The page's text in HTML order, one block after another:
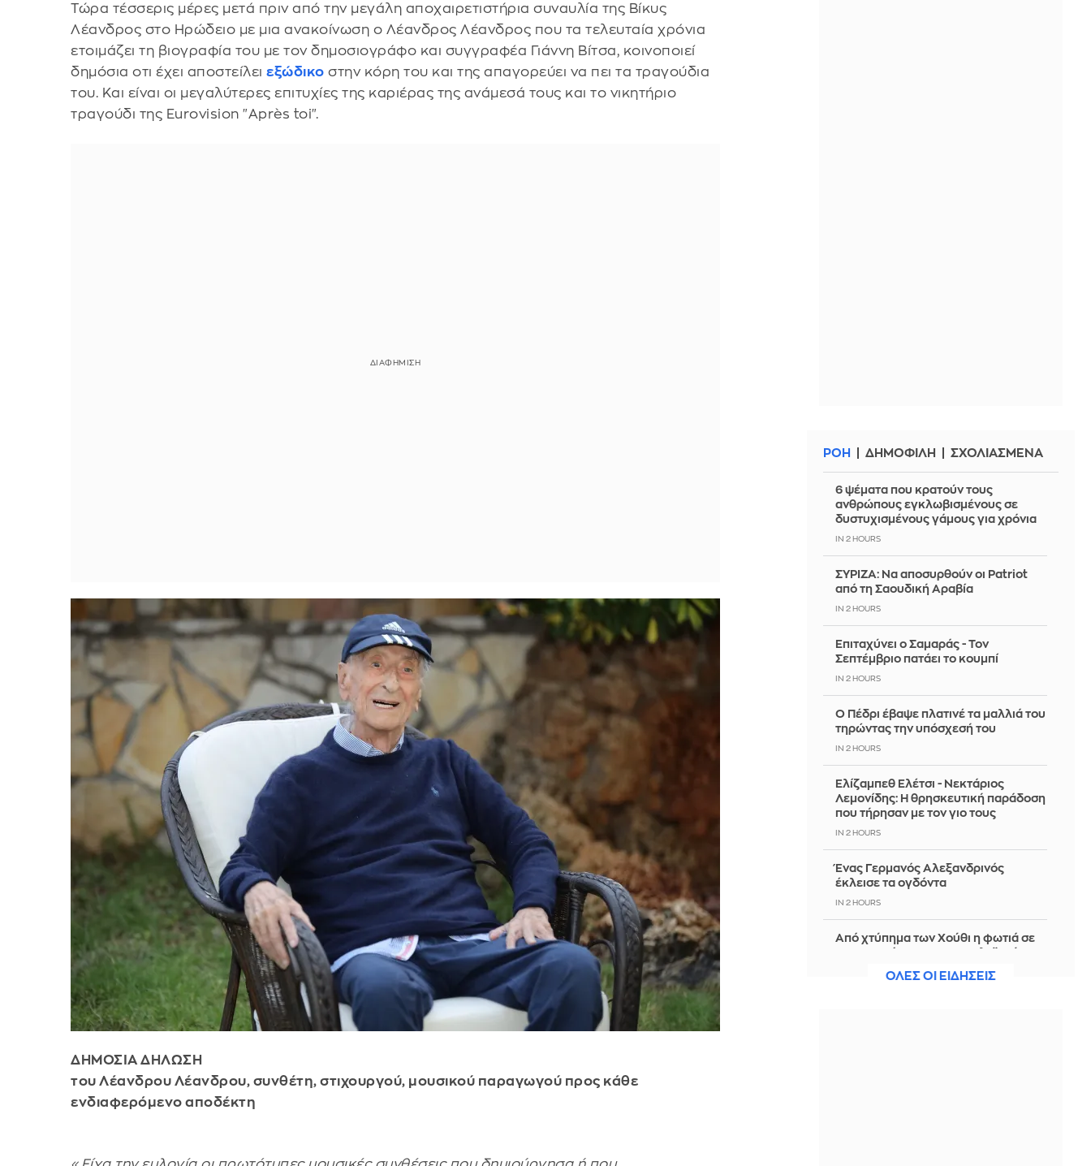
Τώρα τέσσερις μέρες μετά πριν από την μεγάλη αποχαιρετιστήρια συναυλία της Βίκυς
Λέανδρος στο Ηρώδειο με μια ανακοίνωση ο Λέανδρος Λέανδρος που τα τελευταία χρόνια
ετοιμάζει τη βιογραφία του με τον δημοσιογράφο και συγγραφέα Γιάννη Βίτσα, κοινοποιεί
δημόσια οτι έχει αποστείλειεξώδικο στην κόρη του και της απαγορεύει να πει τα τραγούδια
του. Και είναι οι μεγαλύτερες επιτυχίες της καριέρας της ανάμεσά τους και το νικητήριο
τραγούδι της Eurovision "Αprès toi".
ΔΗΜΟΣΙΑ ΔΗΛΩΣΗ
του Λέανδρου Λέανδρου, συνθέτη, στιχουργού, μουσικού παραγωγού προς κάθε
ενδιαφερόμενο αποδέκτη
ΡΟΗ ΔΗΜΟΦΙΛΗ ΣΧΟΛΙΑΣΜΕΝΑ
6 ψέματα που κρατούν τους
ανθρώπους εγκλωβισμένους σε
δυστυχισμένους γάμους για χρόνια
IN 2 HOURS
ΣΥΡΙΖΑ: Να αποσυρθούν οι Patriot
από τη Σαουδική Αραβία
IN 2 HOURS
Επιταχύνει ο Σαμαράς - Τον
Σεπτέμβριο πατάει το κουμπί
IN 2 HOURS
Ο Πέδρι έβαψε πλατινέ τα μαλλιά του
τηρώντας την υπόσχεσή του
IN 2 HOURS
Ελίζαμπεθ Ελέτσι - Νεκτάριος
Λεμονίδης: Η θρησκευτική παράδοση
που τήρησαν με τον γιο τους
IN 2 HOURS
Ένας Γερμανός Αλεξανδρινός
έκλεισε τα ογδόντα
IN 2 HOURS
Από χτύπημα των Χούθι η φωτιά σε
ΟΛΕΣ ΟΙ ΕΙΔΗΣΕΙΣ